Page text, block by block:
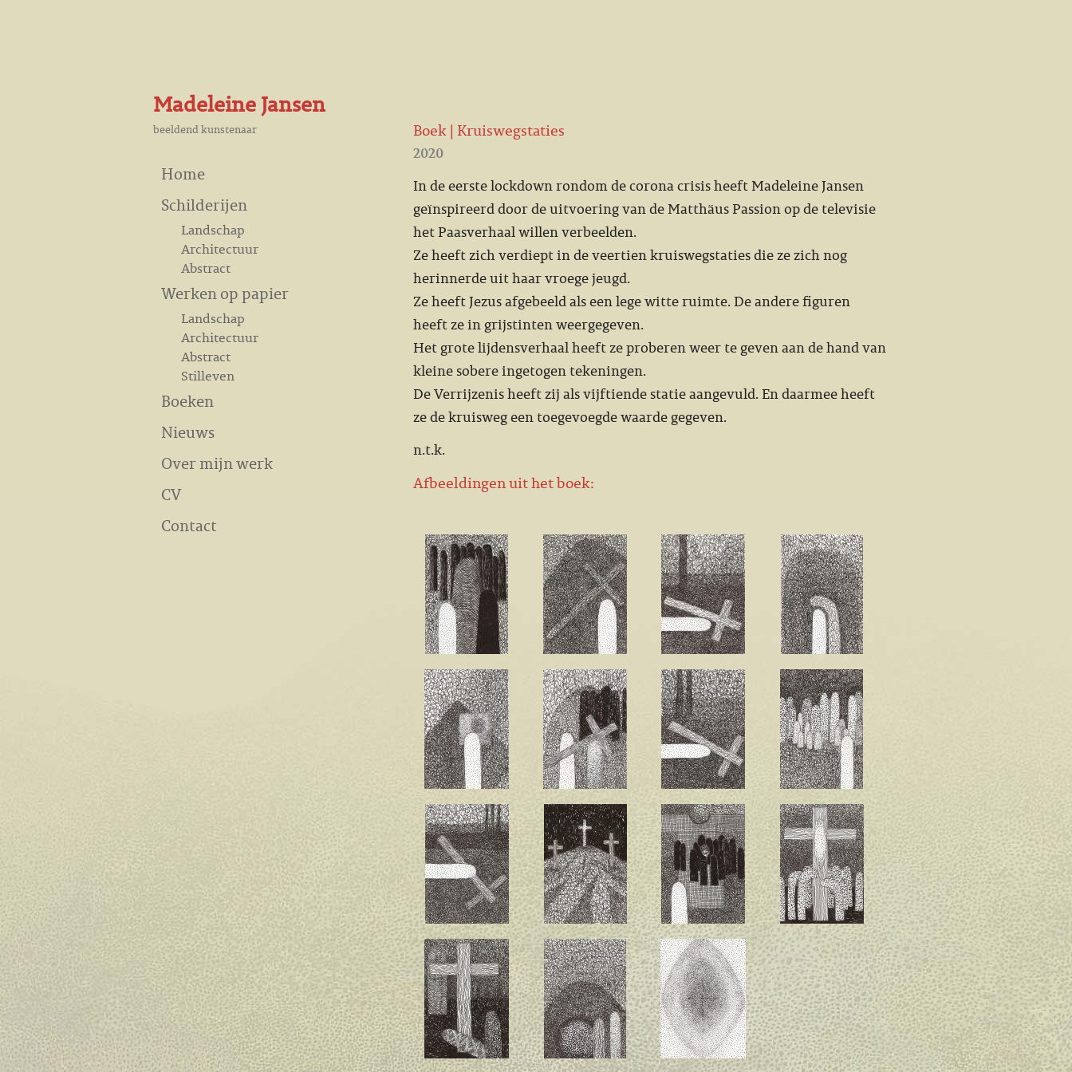
Boek | Kruiswegstaties
2020
In de eerste lockdown rondom de corona crisis heeft Madeleine Jansen
geïnspireerd door de uitvoering van de Matthäus Passion op de televisie
het Paasverhaal willen verbeelden.
Ze heeft zich verdiept in de veertien kruiswegstaties die ze zich nog
herinnerde uit haar vroege jeugd.
Ze heeft Jezus afgebeeld als een lege witte ruimte. De andere figuren
heeft ze in grijstinten weergegeven.
Het grote lijdensverhaal heeft ze proberen weer te geven aan de hand van
kleine sobere ingetogen tekeningen.
De Verrijzenis heeft zij als vijftiende statie aangevuld. En daarmee heeft
ze de kruisweg een toegevoegde waarde gegeven.
n.t.k.
Afbeeldingen uit het boek:
Madeleine Jansen
beeldend kunstenaar
Home
Schilderijen
Landschap
Architectuur
Abstract
Werken op papier
Landschap
Architectuur
Abstract
Stilleven
Boeken
Nieuws
Over mijn werk
CV
Contact